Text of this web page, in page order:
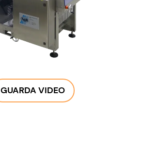
GUARDA VIDEO